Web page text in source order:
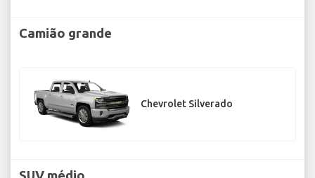
Camião grande
Chevrolet Silverado
SUV médio